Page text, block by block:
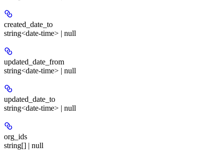
created_date_to
string<date-time> | null
updated_date_from
string<date-time> | null
updated_date_to
string<date-time> | null
org_ids
string[] | null